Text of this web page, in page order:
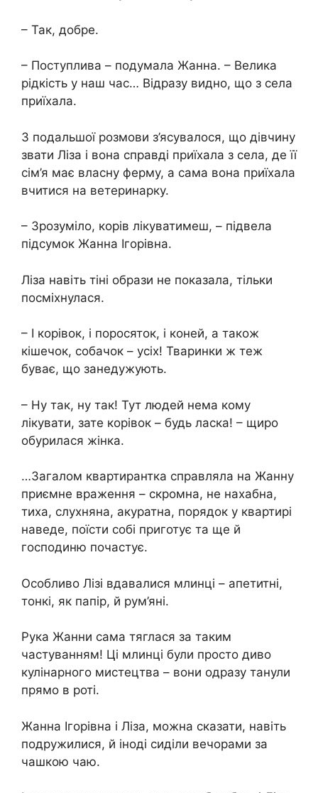
– Так, добре.
– Поступлива – подумала Жанна. – Велика
рідкість у наш час… Відразу видно, що з села
приїхала.
З подальшої розмови з’ясувалося, що дівчину
звати Ліза і вона справді приїхала з села, де її
сім’я має власну ферму, а сама вона приїхала
вчитися на ветеринарку.
– Зрозуміло, корів лікуватимеш, – підвела
підсумок Жанна Ігорівна.
Ліза навіть тіні образи не показала, тільки
посміхнулася.
– І корівок, і поросяток, і коней, а також
кішечок, собачок – усіх! Тваринки ж теж
буває, що занедужують.
– Ну так, ну так! Тут людей нема кому
лікувати, зате корівок – будь ласка! – щиро
обурилася жінка.
…Загалом квартирантка справляла на Жанну
приємне враження – скромна, не нахабна,
тиха, слухняна, акуратна, порядок у квартирі
наведе, поїсти собі приготує та ще й
господиню почастує.
Особливо Лізі вдавалися млинці – апетитні,
тонкі, як папір, й рум’яні.
Рука Жанни сама тяглася за таким
частуванням! Ці млинці були просто диво
кулінарного мистецтва – вони одразу танули
прямо в роті.
Жанна Ігорівна і Ліза, можна сказати, навіть
подружилися, й іноді сиділи вечорами за
чашкою чаю.